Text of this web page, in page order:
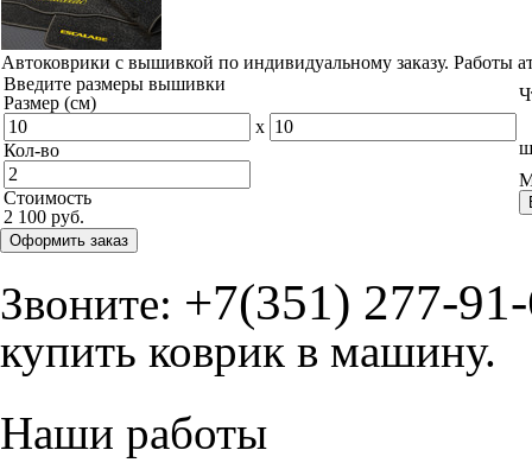
Автоковрики с вышивкой по индивидуальному заказу. Работы
Введите размеры вышивки
Размер (см)
x
Кол-во
Стоимость
2 100 руб.
Оформить заказ
Звоните: +7(351) 277-
купить коврик в машину.
Наши работы